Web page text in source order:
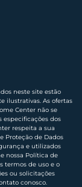
neste site estão
ilustrativas. As ofertas
Center não se
especificações dos
respeita a sua
Proteção de Dados
e utilizados
nossa Política de
termos de uso e o
ou solicitações
conosco.